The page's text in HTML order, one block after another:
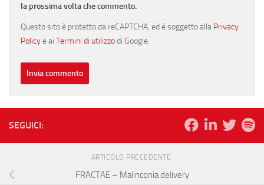
la prossima volta che commento.
Questo sito è protetto da reCAPTCHA, ed è soggetto alla Privacy
Policye ai Termini di utilizzodi Google.
SEGUICI:
ARTICOLO PRECEDENTE
FRACTAE – Malinconia delivery